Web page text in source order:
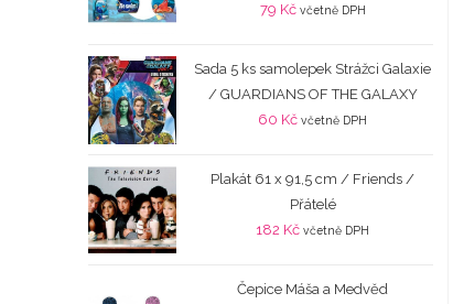
79 Kč včetně DPH
Sada 5 ks samolepek Strážci Galaxie
/ GUARDIANS OF THE GALAXY
60 Kč včetně DPH
Plakát 61 x 91,5 cm / Friends /
Přátelé
182 Kč včetně DPH
Čepice Máša a Medvěd